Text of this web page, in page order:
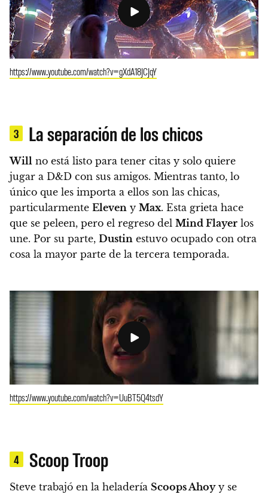
https://www.youtube.com/watch?v=gXdA18JCJqY
3 La separación de los chicos
Will no está listo para tener citas y solo quiere
jugar a D&D con sus amigos. Mientras tanto, lo
único que les importa a ellos son las chicas,
particularmente Eleven y Max. Esta grieta hace
que se peleen, pero el regreso del Mind Flayer los
une. Por su parte, Dustin estuvo ocupado con otra
cosa la mayor parte de la tercera temporada.
https://www.youtube.com/watch?v=UuBT5Q4tsdY
4 Scoop Troop
Steve trabajó en la heladería Scoops Ahoyy se